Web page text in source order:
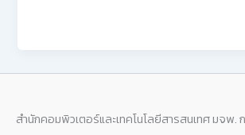
สำนักคอมพิวเตอร์และเทคโนโลยีสารสนเทศ มจพ.